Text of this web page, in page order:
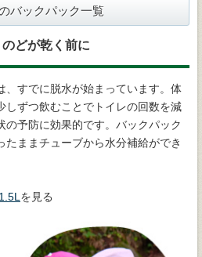
バックパック一覧
どが乾く前に
、すでに脱水が始まっています。体
しずつ飲むことでトイレの回数を減
の予防に効果的です。バックパック
たままチューブから水分補給ができ
を見る